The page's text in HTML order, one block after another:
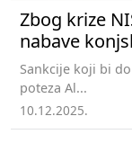
Zbog krize
nabave
Sankcije koji bi
poteza Al...
10.12.2025.